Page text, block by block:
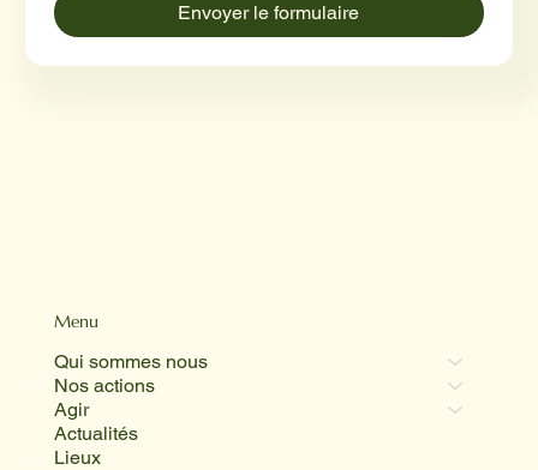
Menu
Qui sommes nous
Nos actions
Agir
Actualités
Lieux
Envoyer le formulaire